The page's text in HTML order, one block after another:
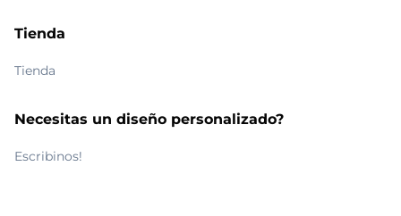
Tienda
Tienda
Necesitas un diseño personalizado?
Escribinos!